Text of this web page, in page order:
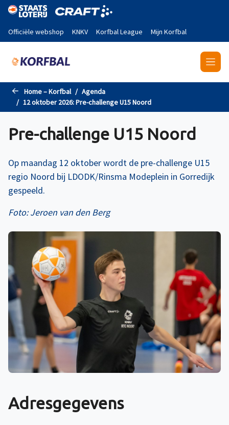
Naar de hoofdinhoud gaan
Officiële webshop KNKV Korfbal League Mijn Korfbal
Home – Korfbal
Agenda
12 oktober 2026: Pre-challenge U15 Noord
Pre-challenge U15 Noord
Op maandag 12 oktober wordt de pre-challenge U15
regio Noord bij LDODK/Rinsma Modeplein in Gorredijk
gespeeld.
Foto: Jeroen van den Berg
Adresgegevens